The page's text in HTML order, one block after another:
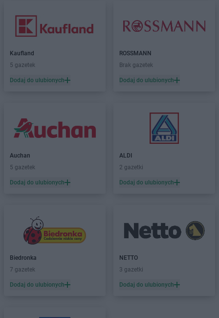
Kaufland
5 gazetek
Dodaj do ulubionych
ROSSMANN
Brak gazetek
Dodaj do ulubionych
Auchan
5 gazetek
Dodaj do ulubionych
ALDI
2 gazetki
Dodaj do ulubionych
Biedronka
7 gazetek
Dodaj do ulubionych
NETTO
3 gazetki
Dodaj do ulubionych